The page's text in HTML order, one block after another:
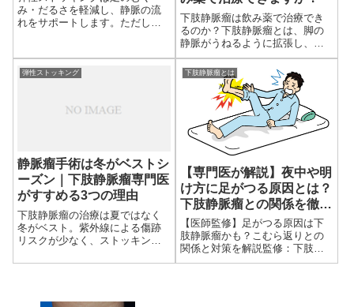
み・だるさを軽減し、静脈の流
れをサポートします。ただし、
品の違い、選び方、注意点を専
門医が解説します。
下肢静脈瘤は飲み薬で治療でき
るのか？下肢静脈瘤とは、脚の
静脈がうねるように拡張し、皮
膚表面に浮き出た状態を指しま
す。多くの方が美容的な悩みと
して気にされることもあります
が、放置すると痛みやむくみ、
弾性ストッキング
静脈瘤手術は冬がベストシ
ーズン｜下肢静脈瘤専門医
がすすめる3つの理由
下肢静脈瘤の治療は夏ではなく
冬がベスト。紫外線による傷跡
リスクが少なく、ストッキング
て治療できる理由を専門医が解
下肢静脈瘤とは
【専門医が解説】夜中や明
け方に足がつる原因とは？
下肢静脈瘤との関係を徹底
解説
【医師監修】足がつる原因は下
肢静脈瘤かも？こむら返りとの
関係と対策を解説監修：下肢静
脈瘤専門クリニック 目黒外科 院